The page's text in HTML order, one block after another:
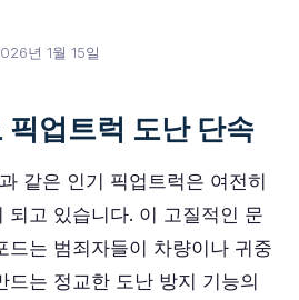
년 1월 15일
픽업트럭 도난 단속
같은 인기 픽업트럭은 여전히
되고 있습니다. 이 고질적인 문
드는 범죄자들이 차량이나 귀중
드는 정교한 도난 방지 기능의